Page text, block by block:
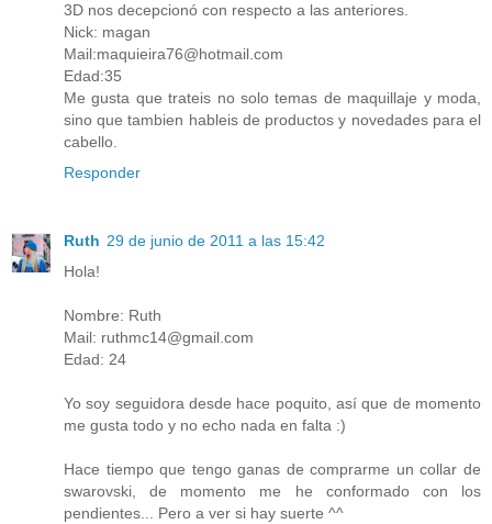
3D nos decepcionó con respecto a las anteriores.
Nick: magan
Mail:maquieira76@hotmail.com
Edad:35
Me gusta que trateis no solo temas de maquillaje y moda,
sino que tambien hableis de productos y novedades para el
cabello.
Responder
Ruth 29 de junio de 2011 a las 15:42
Hola!
Nombre: Ruth
Mail: ruthmc14@gmail.com
Edad: 24
Yo soy seguidora desde hace poquito, así que de momento
me gusta todo y no echo nada en falta :)
Hace tiempo que tengo ganas de comprarme un collar de
swarovski, de momento me he conformado con los
pendientes... Pero a ver si hay suerte ^^